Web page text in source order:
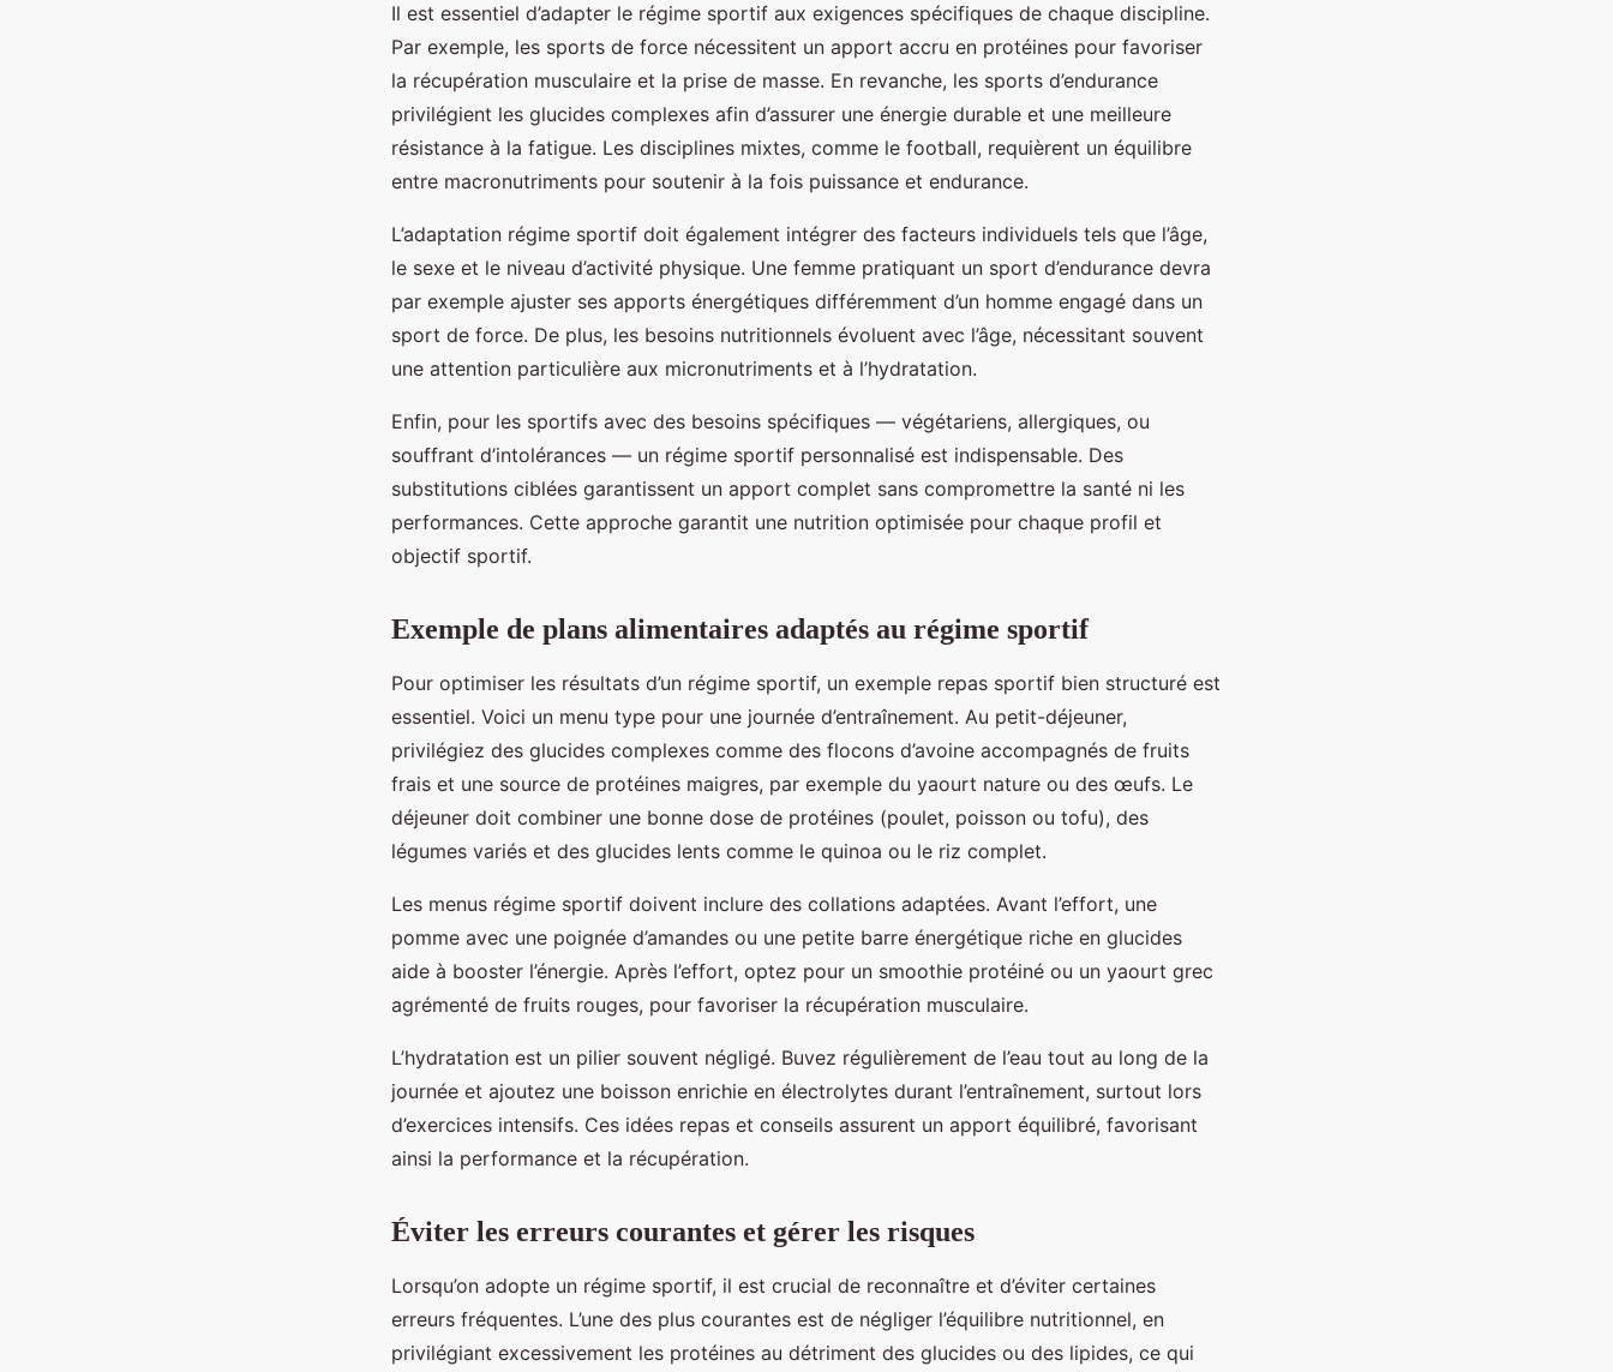
Il est essentiel d’adapter le régime sportif aux exigences spécifiques de chaque discipline.
Par exemple, les sports de force nécessitent un apport accru en protéines pour favoriser
la récupération musculaire et la prise de masse. En revanche, les sports d’endurance
privilégient les glucides complexes afin d’assurer une énergie durable et une meilleure
résistance à la fatigue. Les disciplines mixtes, comme le football, requièrent un équilibre
entre macronutriments pour soutenir à la fois puissance et endurance.
L’adaptation régime sportif doit également intégrer des facteurs individuels tels que l’âge,
le sexe et le niveau d’activité physique. Une femme pratiquant un sport d’endurance devra
par exemple ajuster ses apports énergétiques différemment d’un homme engagé dans un
sport de force. De plus, les besoins nutritionnels évoluent avec l’âge, nécessitant souvent
une attention particulière aux micronutriments et à l’hydratation.
Enfin, pour les sportifs avec des besoins spécifiques — végétariens, allergiques, ou
souffrant d’intolérances — un régime sportif personnalisé est indispensable. Des
substitutions ciblées garantissent un apport complet sans compromettre la santé ni les
performances. Cette approche garantit une nutrition optimisée pour chaque profil et
objectif sportif.
Exemple de plans alimentaires adaptés au régime sportif
Pour optimiser les résultats d’un régime sportif, un exemple repas sportif bien structuré est
essentiel. Voici un menu type pour une journée d’entraînement. Au petit-déjeuner,
privilégiez des glucides complexes comme des flocons d’avoine accompagnés de fruits
frais et une source de protéines maigres, par exemple du yaourt nature ou des œufs. Le
déjeuner doit combiner une bonne dose de protéines (poulet, poisson ou tofu), des
légumes variés et des glucides lents comme le quinoa ou le riz complet.
Les menus régime sportif doivent inclure des collations adaptées. Avant l’effort, une
pomme avec une poignée d’amandes ou une petite barre énergétique riche en glucides
aide à booster l’énergie. Après l’effort, optez pour un smoothie protéiné ou un yaourt grec
agrémenté de fruits rouges, pour favoriser la récupération musculaire.
L’hydratation est un pilier souvent négligé. Buvez régulièrement de l’eau tout au long de la
journée et ajoutez une boisson enrichie en électrolytes durant l’entraînement, surtout lors
d’exercices intensifs. Ces idées repas et conseils assurent un apport équilibré, favorisant
ainsi la performance et la récupération.
Éviter les erreurs courantes et gérer les risques
Lorsqu’on adopte un régime sportif, il est crucial de reconnaître et d’éviter certaines
erreurs fréquentes. L’une des plus courantes est de négliger l’équilibre nutritionnel, en
privilégiant excessivement les protéines au détriment des glucides ou des lipides, ce qui